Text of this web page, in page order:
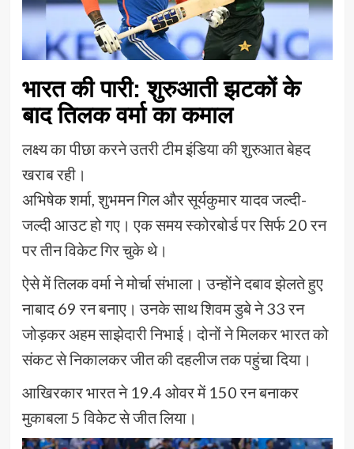
भारत की पारी: शुरुआती झटकों के
बाद तिलक वर्मा का कमाल
लक्ष्य का पीछा करने उतरी टीम इंडिया की शुरुआत बेहद
खराब रही।
अभिषेक शर्मा, शुभमन गिल और सूर्यकुमार यादव जल्दी-
जल्दी आउट हो गए। एक समय स्कोरबोर्ड पर सिर्फ 20 रन
पर तीन विकेट गिर चुके थे।
ऐसे में तिलक वर्मा ने मोर्चा संभाला। उन्होंने दबाव झेलते हुए
नाबाद 69 रन बनाए। उनके साथ शिवम डुबे ने 33 रन
जोड़कर अहम साझेदारी निभाई। दोनों ने मिलकर भारत को
संकट से निकालकर जीत की दहलीज तक पहुंचा दिया।
आखिरकार भारत ने 19.4 ओवर में 150 रन बनाकर
मुकाबला 5 विकेट से जीत लिया।